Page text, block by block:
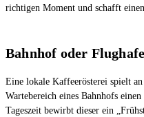
richtigen Moment und schafft
Bahnhof oder
Eine lokale Kaffeerösterei spielt
Wartebereich eines Bahnhofs
Tageszeit bewirbt dieser ein